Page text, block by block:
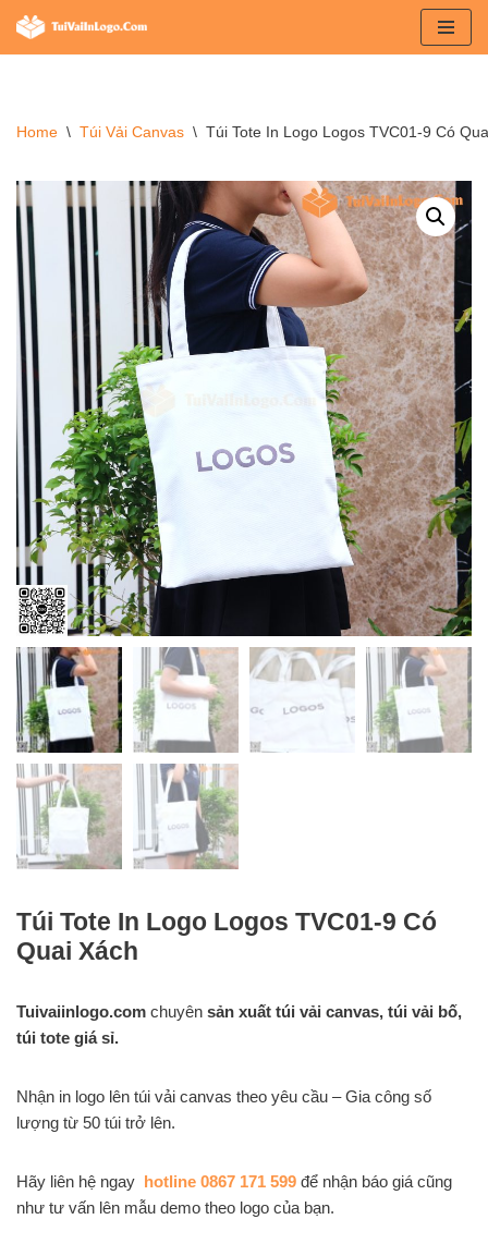
Chuyển
dung
Home \ Túi Vải Canvas \ Túi Tote In Logo Logos TVC01-9 Có
Túi Tote In Logo Logos TVC01-9 Có
Quai Xách
Tuivaiinlogo.com chuyên sản xuất túi vải canvas, túi vải bố,
túi tote giá sỉ.
Nhận in logo lên túi vải canvas theo yêu cầu – Gia công số
lượng từ 50 túi trở lên.
Hãy liên hệ ngay hotline 0867 171 599 để nhận báo giá cũng
như tư vấn lên mẫu demo theo logo của bạn.